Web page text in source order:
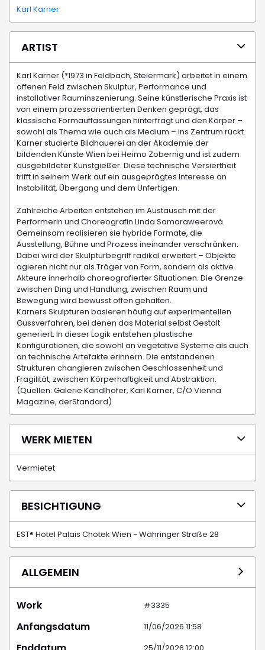
Karl Karner
ARTIST
Karl Karner (*1973 in Feldbach, Steiermark) arbeitet in einem
offenen Feld zwischen Skulptur, Performance und
installativer Rauminszenierung. Seine künstlerische Praxis ist
von einem prozessorientierten Denken geprägt, das
klassische Formauffassungen hinterfragt und den Körper –
sowohl als Thema wie auch als Medium – ins Zentrum rückt.
Karner studierte Bildhauerei an der Akademie der
bildenden Künste Wien bei Heimo Zobernig und ist zudem
ausgebildeter Kunstgießer. Diese technische Versiertheit
trifft in seinem Werk auf ein ausgeprägtes Interesse an
Instabilität, Übergang und dem Unfertigen.
Zahlreiche Arbeiten entstehen im Austausch mit der
Performerin und Choreografin Linda Samaraweerová.
Gemeinsam realisieren sie hybride Formate, die
Ausstellung, Bühne und Prozess ineinander verschränken.
Dabei wird der Skulpturbegriff radikal erweitert – Objekte
agieren nicht nur als Träger von Form, sondern als aktive
Akteure innerhalb choreografierter Situationen. Die Grenze
zwischen Ding und Handlung, zwischen Raum und
Bewegung wird bewusst offen gehalten.
Karners Skulpturen basieren häufig auf experimentellen
Gussverfahren, bei denen das Material selbst Gestalt
generiert. In dieser Logik entstehen plastische
Konfigurationen, die sowohl an vegetative Systeme als auch
an technische Artefakte erinnern. Die entstandenen
Strukturen changieren zwischen Geschlossenheit und
Fragilität, zwischen Körperhaftigkeit und Abstraktion.
(Quellen: Galerie Kandlhofer, Karl Karner, C/O Vienna
Magazine, derStandard)
WERK MIETEN
Vermietet
BESICHTIGUNG
EST® Hotel Palais Chotek Wien - Währinger Straße 28
ALLGEMEIN
Work #3335
Anfangsdatum 11/06/2026 11:58